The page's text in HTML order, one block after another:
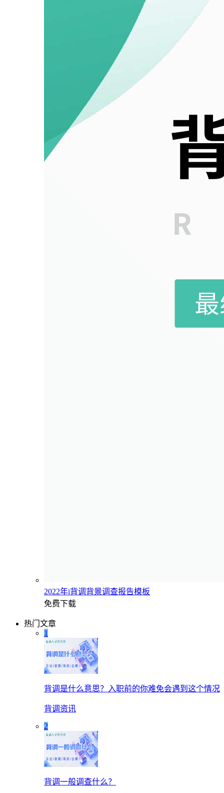
2022年i背调背景调查报告模板
免费下载
热门文章
1
背调是什么意思？入职前的你难免会遇到这个情况
背调资讯
2
背调一般调查什么？